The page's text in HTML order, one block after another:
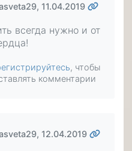
, 11.04.2019
всегда нужно и от
, чтобы
комментарии
, 12.04.2019